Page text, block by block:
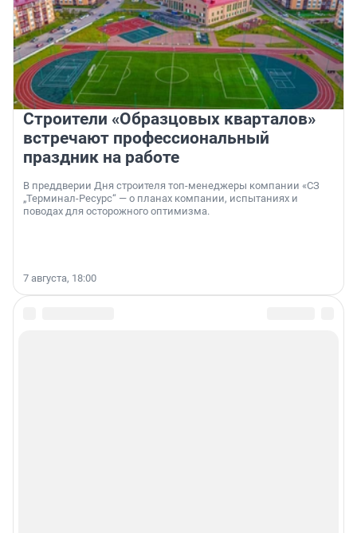
Строители «Образцовых кварталов»
встречают профессиональный
праздник на работе
В преддверии Дня строителя топ-менеджеры компании «СЗ
„Терминал-Ресурс“ — о планах компании, испытаниях и
поводах для осторожного оптимизма.
7 августа, 18:00